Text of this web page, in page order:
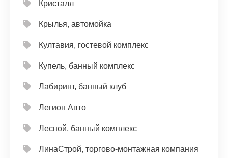
Кристалл
Крылья, автомойка
Култавия, гостевой комплекс
Купель, банный комплекс
Лабиринт, банный клуб
Легион Авто
Лесной, банный комплекс
ЛинаСтрой, торгово-монтажная компания